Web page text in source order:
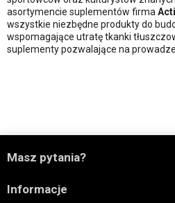
asortymencie suplementów firma
wszystkie niezbędne produkty do
wspomagające utratę tkanki
suplementy pozwalające na
Masz pytania?
Informacje